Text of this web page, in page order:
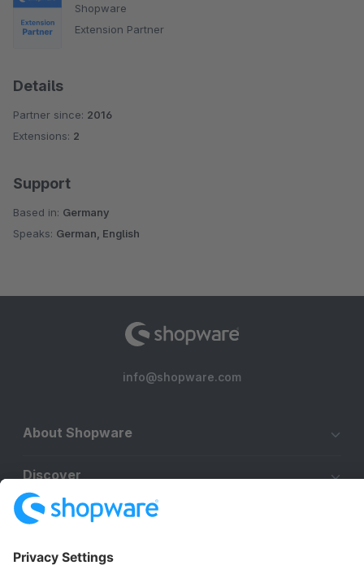
Shopware
Extension Partner
Details
Partner since: 2016
Extensions: 2
Support
Based in: Germany
Speaks: German, English
info@shopware.com
About Shopware
Discover
Resources